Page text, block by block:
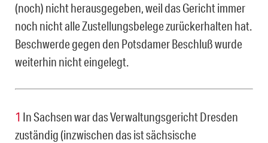
(noch) nicht herausgegeben, weil das Gericht immer
noch nicht alle Zustellungsbelege zurückerhalten hat.
Beschwerde gegen den Potsdamer Beschluß wurde
weiterhin nicht eingelegt.
1 In Sachsen war das Verwaltungsgericht Dresden
zuständig (inzwischen das ist sächsische